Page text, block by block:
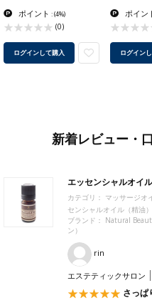
ポイント :(4%)
(0)
ログインして購入
ポイン
ログイン
新着レビュー・
エッセンシャルオイ
カテゴリ： マッサージオ
センシャルオイル（精油）
ブランド： Natural
ン）
rin
エステティックサロン
さっぱ